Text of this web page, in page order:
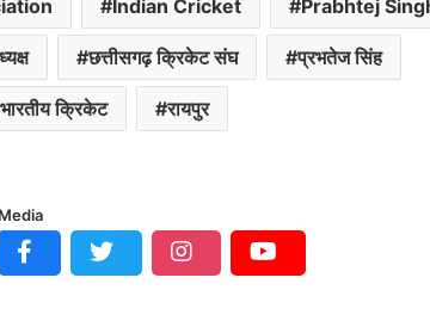
Indian Cricket Prabhtej
छत्तीसगढ़ क्रिकेट संघ प्रभतेज सिंह
भारतीय क्रिकेट रायपुर